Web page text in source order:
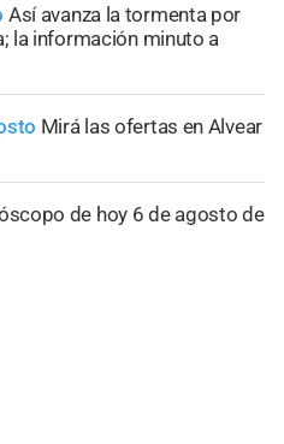
Así avanza la tormenta por
la información minuto a
Mirá las ofertas en Alvear
de hoy 6 de agosto de